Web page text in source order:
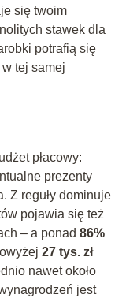
się twoim
stawek dla
potrafią się
tej samej
płacowy:
prezenty
Z reguły dominuje
pojawia się też
– a ponad 86%
27 tys. zł
nawet około
jest